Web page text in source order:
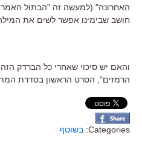
האחרונה" (למעשה זה "הבתול
חושב שבימינו אפשר לשים את
הרמזים", הסרט הראשון בסדרת
Categories: בשוטף